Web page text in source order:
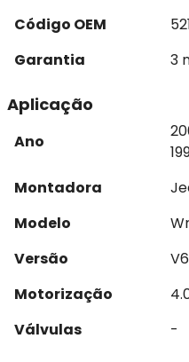
Código OEM
Garantia
3
Aplicação
Ano
Montadora
Modelo
Versão
V6
Motorização
Válvulas
-